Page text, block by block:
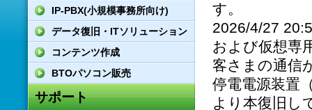
IP-PBX(小規模事務所向け)
データ復旧・ITソリューション
コンテンツ作成
BTOパソコン販売
サポート
す。
2026/4/27
および仮想専
客さまの通信
停電電源装置
より本復旧し